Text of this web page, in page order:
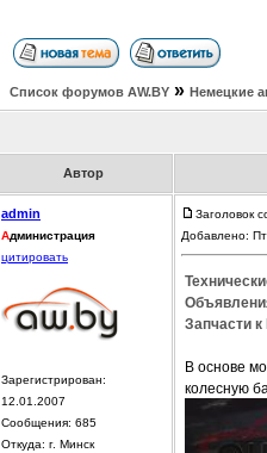
Список форумов АW.BY » Немецкие
Автор
admin
Администрация
цитировать
Зарегистрирован:
12.01.2007
Сообщения: 685
Откуда: г. Минск
Заголовок
Добавлено:
Запчасти
В основе
колесную